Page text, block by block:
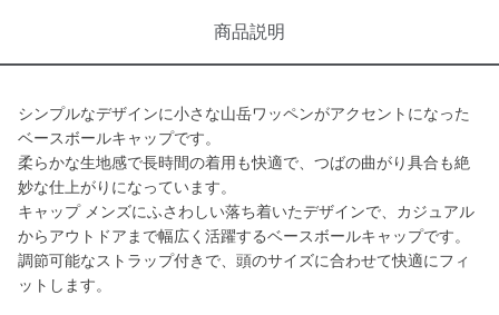
商品説明
シンプルなデザインに小さな山岳ワッペンがアクセントになった
ベースボールキャップです。
柔らかな生地感で長時間の着用も快適で、つばの曲がり具合も絶
妙な仕上がりになっています。
キャップ メンズにふさわしい落ち着いたデザインで、カジュアル
からアウトドアまで幅広く活躍するベースボールキャップです。
調節可能なストラップ付きで、頭のサイズに合わせて快適にフィ
ットします。